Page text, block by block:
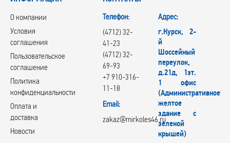
О компании
Условия
соглашения
Пользовательское
соглашение
Политика
конфиденциальности
Оплата и
доставка
Новости
Телефон:
(4712) 32-
41-23
(4712) 32-
69-93
+7 910-316-
11-18
Email:
zakaz@mirkoles46.ru
Адрес:
г.Курск, 2-
й
Шоссейный
переулок,
д.21д, 1эт.
1 офис
(Административное
желтое
здание с
зеленой
крышей)